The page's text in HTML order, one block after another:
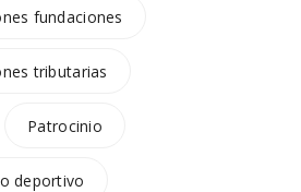
fundaciones
tributarias
Patrocinio
deportivo